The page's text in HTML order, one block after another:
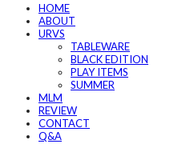
HOME
ABOUT
URVS
TABLEWARE
BLACK EDITION
PLAY ITEMS
SUMMER
MLM
REVIEW
CONTACT
Q&A